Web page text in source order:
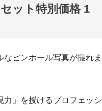
ット特別価格 1
ピンホール写真が撮れま
力」を授けるプロフェッシ